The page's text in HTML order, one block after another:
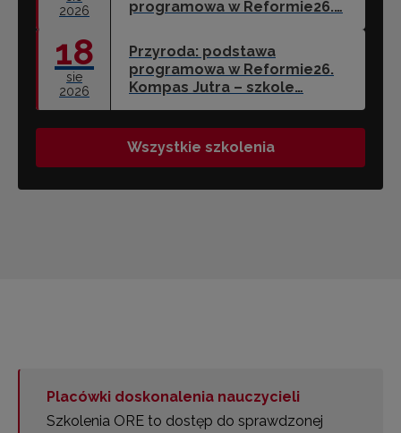
2026
programowa w Reformie26.…
18
sie
2026
Przyroda: podstawa
programowa w Reformie26.
Kompas Jutra – szkole…
Wszystkie szkolenia
Placówki doskonalenia nauczycieli
Szkolenia ORE to dostęp do sprawdzonej